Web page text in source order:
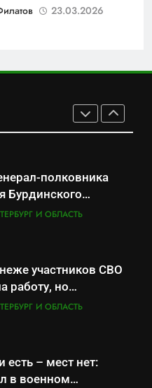
23.03.2026
авиаотрасли
И ОБЛАСТЬ
о складах с военной
предприятия
в СК
И ОБЛАСТЬ
полковника
Бурдинского
платные услуги по
И ОБЛАСТЬ
участников СВО
работу, но
удаётся не всем
И ОБЛАСТЬ
есть – мест нет:
в военном